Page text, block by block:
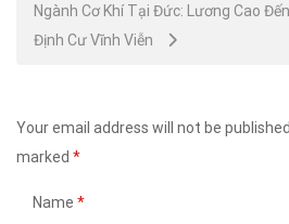
Ngành Cơ Khí Tại Đức: Lương Cao
Định Cư Vĩnh Viễn
Your email address will not be published.
marked *
Name *